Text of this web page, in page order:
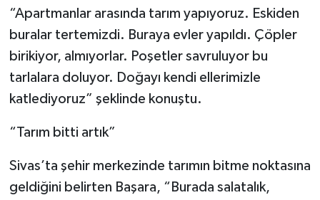
“Apartmanlar arasında tarım yapıyoruz. Eskiden
buralar tertemizdi. Buraya evler yapıldı. Çöpler
birikiyor, almıyorlar. Poşetler savruluyor bu
tarlalara doluyor. Doğayı kendi ellerimizle
katlediyoruz” şeklinde konuştu.
“Tarım bitti artık”
Sivas’ta şehir merkezinde tarımın bitme noktasına
geldiğini belirten Başara, “Burada salatalık,